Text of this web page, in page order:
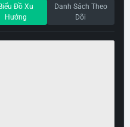
Biểu Đồ Xu
Hướng
Danh Sách Theo
Dõi